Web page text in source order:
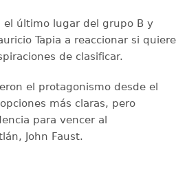
el último lugar del grupo B y
Tapia a reaccionar si quiere
de clasificar.
el protagonismo desde el
más claras, pero
para vencer al
John Faust.